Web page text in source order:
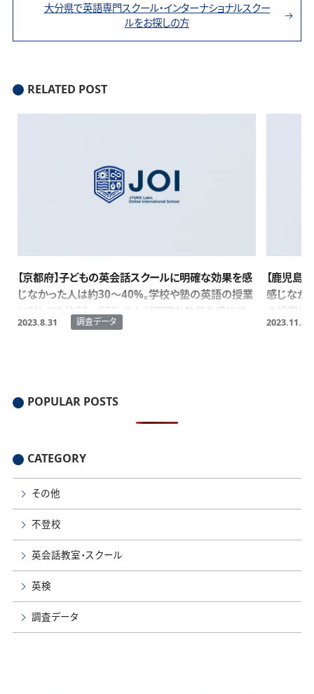
大分県で英語専門スクール・インターナショナルスクー
ルをお探しの方
RELATED POST
【京都府】子どもの英会話スクールに明確な効果を感
じなかった人は約30～40%。学校や塾の英語の授業
に対しても約30～55%の人が明確な効果を感じず。
2023.8.31 調査データ
【鹿児島
感じなか
の授業
を感じず。
2023.11.6
POPULAR POSTS
CATEGORY
その他
不登校
英会話教室・スクール
英検
調査データ